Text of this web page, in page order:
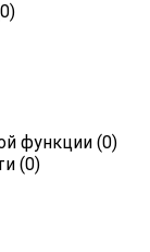
функции (0)
(0)